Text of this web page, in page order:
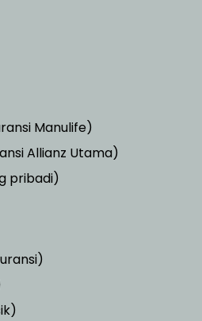
Manulife)
Allianz Utama)
pribadi)